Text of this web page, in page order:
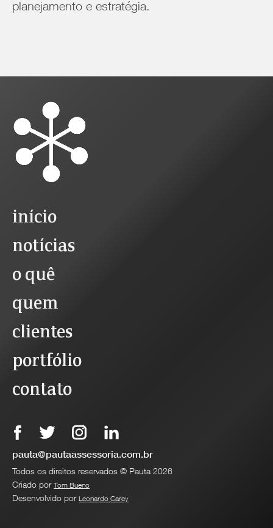
planejamento e estratégia.
início
notícias
o quê
quem
clientes
portfólio
contato
pauta@pautaassessoria.com.br
Todos os direitos reservados © Pauta 2026
Criado por Tom Bueno
Desenvolvido por Leonardo Carey